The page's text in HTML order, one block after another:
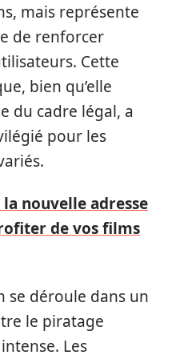
mais représente
de renforcer
Cette
bien qu’elle
du cadre légal, a
pour les
nouvelle adresse
de vos films
se déroule dans un
le piratage
Les